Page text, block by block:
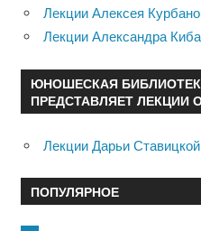
Лекции Алексея
Лекции Александра
ЮНОШЕСКАЯ
ПРЕДСТАВЛЯЕТ ЛЕКЦИИ
Лекции Дарьи Ставицкой
ПОПУЛЯРНОЕ